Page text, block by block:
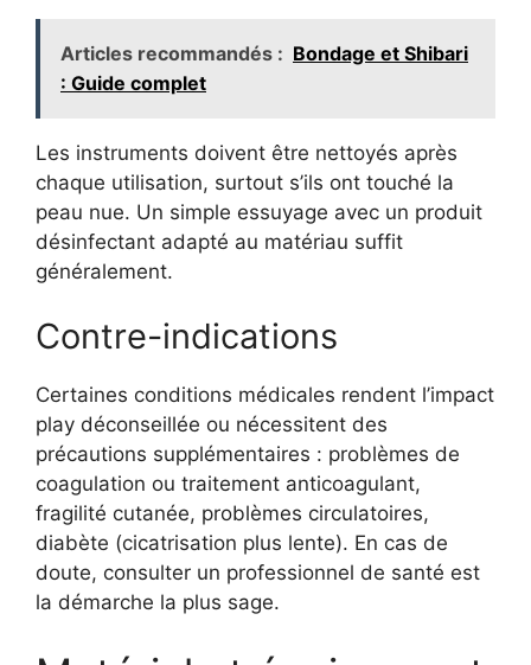
Articles recommandés : Bondage et Shibari
: Guide complet
Les instruments doivent être nettoyés après
chaque utilisation, surtout s’ils ont touché la
peau nue. Un simple essuyage avec un produit
désinfectant adapté au matériau suffit
généralement.
Contre-indications
Certaines conditions médicales rendent l’impact
play déconseillée ou nécessitent des
précautions supplémentaires : problèmes de
coagulation ou traitement anticoagulant,
fragilité cutanée, problèmes circulatoires,
diabète (cicatrisation plus lente). En cas de
doute, consulter un professionnel de santé est
la démarche la plus sage.